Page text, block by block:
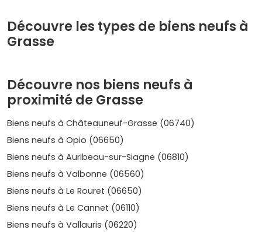
Grasse pour habiter ou investir
À Grasse, tu profites d'un équilibre rare entre qualité de vie
Économie locale solide: berceau mondial de la
parfumerie, la ville attire des talents et entreprises
liées à l'industrie aromatique
quelques kilomètres,
Sophia Antipolisapporte un
bassin d'emplois tech.
Demande locativeintéressante : salariés du bassin
grassois, actifs des pôles deCannes,
, télétravailleurs… Les petites surfaces bien
situées se louent vite.
Qualité de vie: ruelles historiques, collines de
MagagnoscetPlascassier
jardins dans les résidences neuves, climat doux toute
l'année.
Découvre les types de biens neufs à
Grasse
Découvre nos biens neufs à
proximité de Grasse
Biens neufs à Châteauneuf-Grasse (06740)
Biens neufs à Opio (06650)
Biens neufs à Auribeau-sur-Siagne (06810)
Biens neufs à Valbonne (06560)
Biens neufs à Le Rouret (06650)
Biens neufs à Le Cannet (06110)
Biens neufs à Vallauris (06220)